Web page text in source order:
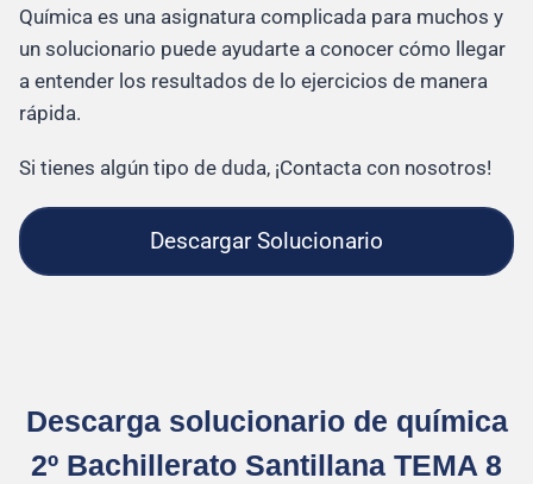
Química es una asignatura complicada para muchos y
un solucionario puede ayudarte a conocer cómo llegar
a entender los resultados de lo ejercicios de manera
rápida.
Si tienes algún tipo de duda, ¡Contacta con nosotros!
Descargar Solucionario
Descarga solucionario de química
2º Bachillerato Santillana TEMA 8